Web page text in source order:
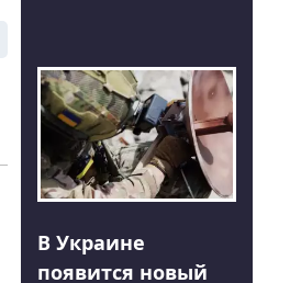
В Украине
появится новый